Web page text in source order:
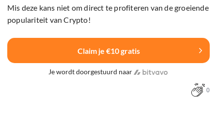
Mis deze kans niet om direct te profiteren van de groeiende
populariteit van Crypto!
Claim je €10 gratis
Je wordt doorgestuurd naar
0